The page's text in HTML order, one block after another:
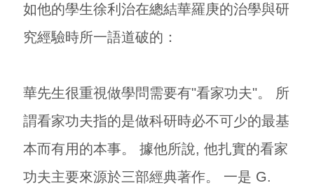
如他的學生徐利治在總結華羅庚的治學與研
究經驗時所一語道破的：
華先生很重視做學問需要有"看家功夫"。 所
謂看家功夫指的是做科研時必不可少的最基
本而有用的本事。 據他所說, 他扎實的看家
功夫主要來源於三部經典著作。 一是 G.